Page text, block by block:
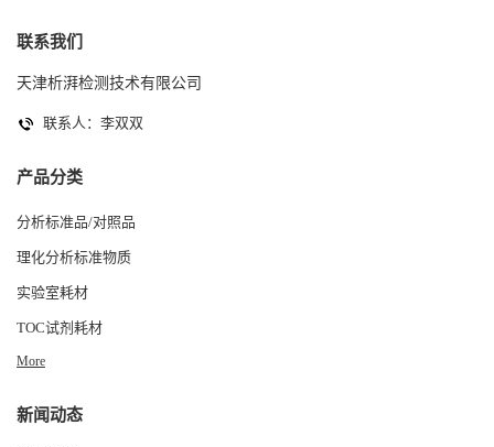
联系我们
天津析湃检测技术有限公司
联系人：李双双
产品分类
分析标准品/对照品
理化分析标准物质
实验室耗材
TOC试剂耗材
More
新闻动态